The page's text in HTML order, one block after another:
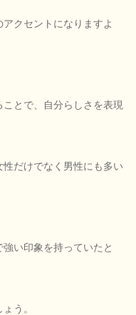
クセントになりますよ
とで、自分らしさを表現
だけでなく男性にも多い
い印象を持っていたと
う。